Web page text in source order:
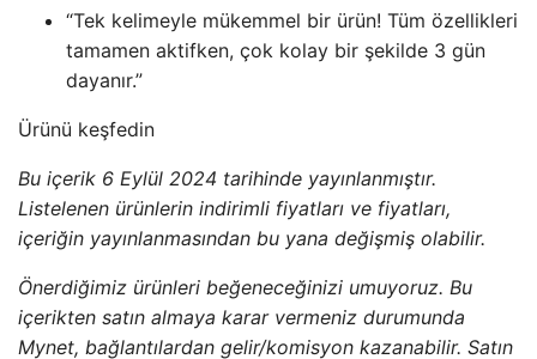
“Tek kelimeyle mükemmel bir ürün! Tüm özellikleri
tamamen aktifken, çok kolay bir şekilde 3 gün
dayanır.”
Ürünü keşfedin
Bu içerik 6 Eylül 2024 tarihinde yayınlanmıştır.
Listelenen ürünlerin indirimli fiyatları ve fiyatları,
içeriğin yayınlanmasından bu yana değişmiş olabilir.
Önerdiğimiz ürünleri beğeneceğinizi umuyoruz. Bu
içerikten satın almaya karar vermeniz durumunda
Mynet, bağlantılardan gelir/komisyon kazanabilir. Satın